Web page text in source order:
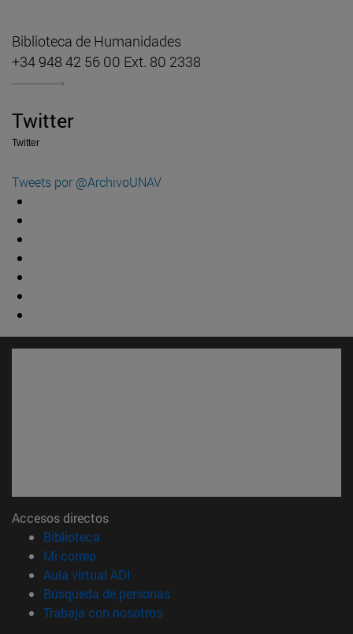
Biblioteca de Humanidades
+34 948 42 56 00 Ext. 80 2338
Twitter
Twitter
Tweets por @ArchivoUNAV
Accesos directos
Biblioteca
Mi correo(abre en nueva ventana)
Aula virtual ADI
Búsqueda de personas(abre en nueva ventana)
Trabaja con nosotros(abre en nueva ventana)